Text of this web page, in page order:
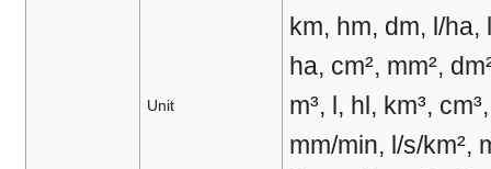
Unit
km, hm, dm, l/ha,
ha, cm², mm²,
m³, l, hl, km³,
mm/min, l/s/km²,